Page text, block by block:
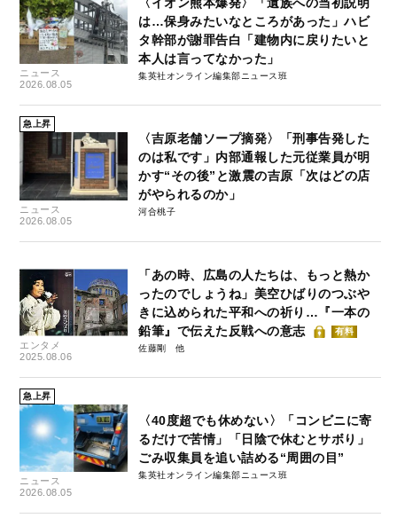
ニュース
2026.08.05
は…保身みたいなところがあった」ハビ
タ幹部が謝罪告白「建物内に戻りたいと
本人は言ってなかった」
集英社オンライン編集部ニュース班
急上昇
ニュース
2026.08.05
〈吉原老舗ソープ摘発〉「刑事告発した
のは私です」内部通報した元従業員が明
かす“その後”と激震の吉原「次はどの店
がやられるのか」
河合桃子
エンタメ
2025.08.06
「あの時、広島の人たちは、もっと熱か
ったのでしょうね」美空ひばりのつぶや
きに込められた平和への祈り…『一本の
鉛筆』で伝えた反戦への意志
有料
佐藤剛
急上昇
ニュース
2026.08.05
〈40度超でも休めない〉「コンビニに寄
るだけで苦情」「日陰で休むとサボり」
ごみ収集員を追い詰める“周囲の目”
集英社オンライン編集部ニュース班